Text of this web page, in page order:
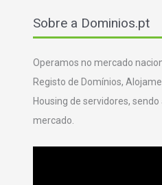
Sobre a Dominios.pt
Operamos no mercado
Registo de Domínios,
Housing de servidores,
mercado.